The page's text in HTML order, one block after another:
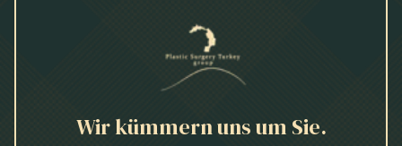
Wir kümmern uns um Sie.